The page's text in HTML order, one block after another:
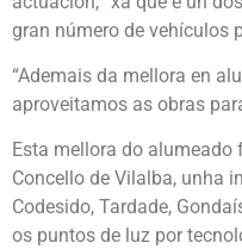
gran número de vehículos
“Ademais da mellora en
aproveitamos as obras
Esta mellora do
Concello de Vilalba, unha
Codesido, Tardade,
os puntos de luz por